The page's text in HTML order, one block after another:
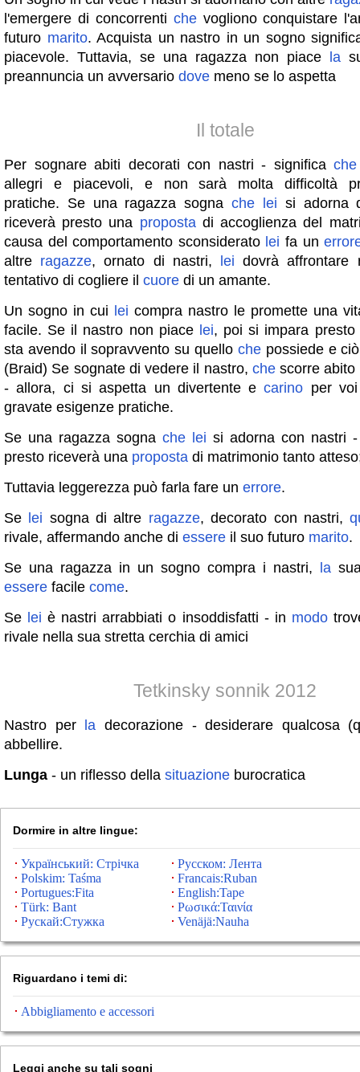
l'emergere di concorrenti chevogliono conquistare
futuro marito. Acquista un nastro in un sogno
piacevole. Tuttavia, se una ragazza non piace
la
preannuncia un avversario dove meno se lo aspetta
Il totale
Per sognare abiti decorati con nastri - significa che
allegri e piacevoli, e non sarà molta difficoltà
pratiche. Se una ragazza sognache lei si adorna
riceverà presto una propostadi accoglienza del
causa del comportamento sconsiderato lei fa un
altre ragazze, ornato di nastri, lei dovrà affrontare
tentativo di cogliere il cuore di un amante.
Un sogno in cui lei compra nastro le promette una
facile. Se il nastro non piace lei, poi si impara presto
sta avendo il sopravvento su quello chepossiede e
(Braid) Se sognate di vedere il nastro, chescorre abito
- allora, ci si aspetta un divertente ecarino per
gravate esigenze pratiche.
Se una ragazza sogna che lei si adorna con nastri
presto riceverà una proposta di matrimonio tanto
Tuttavia leggerezza può farla fare un errore.
Se lei sogna di altre ragazze, decorato con nastri,
rivale, affermando anche di essere il suo futuro marito.
Se una ragazza in un sogno compra i nastri,
la
essere facile come.
Se lei è nastri arrabbiati o insoddisfatti - in modo
rivale nella sua stretta cerchia di amici
Tetkinsky sonnik 2012
Nastro per la decorazione - desiderare qualcosa
abbellire.
Lunga - un riflesso della situazione burocratica
Dormire in altre lingue:
Український: Стрічка
Русском: Лента
Polskim: Taśma
Francais:Ruban
Portugues:Fita
English:Tape
Türk: Bant
Ρωσικά:Ταινία
Рускай:Стужка
Venäjä:Nauha
Riguardano i temi di:
Abbigliamento e accessori
Leggi anche su tali sogni